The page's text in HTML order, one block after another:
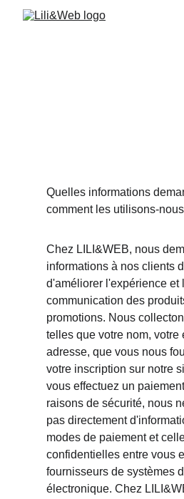
Quelles informations
comment les utilisons-
Chez LILI&WEB, nous
informations à nos clients
d'améliorer l'expérience et
communication des
promotions. Nous
telles que votre nom, votre
adresse, que vous nous
votre inscription sur notre
vous effectuez un
raisons de sécurité, nous
pas directement
modes de paiement et
confidentielles entre vous
fournisseurs de systèmes
électronique. Chez